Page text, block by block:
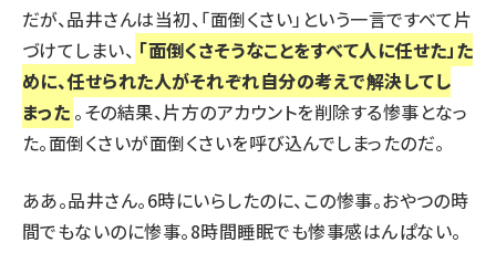
だが、品井さんは当初、「面倒くさい」という一言ですべて片
づけてしまい、 「面倒くさそうなことをすべて人に任せた」た
めに、任せられた人がそれぞれ自分の考えで解決してし
まった 。その結果、片方のアカウントを削除する惨事となっ
た。面倒くさいが面倒くさいを呼び込んでしまったのだ。
ああ。品井さん。6時にいらしたのに、この惨事。おやつの時
間でもないのに惨事。8時間睡眠でも惨事感はんぱない。